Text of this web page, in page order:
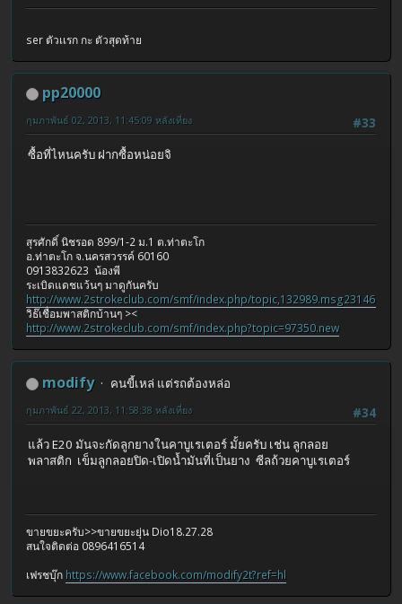
ser ตัวเเรก กะ ตัวสุดท้าย
pp20000
#33
กุมภาพันธ์ 02, 2013, 11:45:09 หลังเที่ยง
ซื้อที่ไหนครับ ฝากซื้อหน่อยจิ
สุรศักดิ์ นิชรอด 899/1-2 ม.1 ต.ท่าตะโก
อ.ท่าตะโก จ.นครสวรรค์ 60160
0913832623 น้องพี
ระเบิดแดชแว้นๆ มาดูกันครับ
http://www.2strokeclub.com/smf/index.php/
วิธ๊เชื่อมพาสติกบ้านๆ ><
http://www.2strokeclub.com/smf/index.php?topic=97350.new
modify
คนขี้เหล่ แต่รถต้องหล่อ
#34
กุมภาพันธ์ 22, 2013, 11:58:38 หลังเที่ยง
แล้ว E20 มันจะกัดลูกยางในคาบูเรเตอร์ มั้ยครับ เช่น ลูกลอย
พลาสติก เข็มลูกลอยปิด-เปิดน้ำมันที่เป็นยาง ซีลถ้วยคาบูเรเตอร์
ขายขยะครับ>>ขายขยะยุ่น Dio18.27.28
สนใจติดต่อ 0896416514
เฟรชบุ๊ก https://www.facebook.com/modify2t?ref=hl